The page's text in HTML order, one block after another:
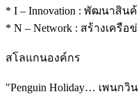
* I – Innovation : พัฒนาสิน
* N – Network : สร้างเค
สโลแกนองค์กร
"Penguin Holiday… เพนก